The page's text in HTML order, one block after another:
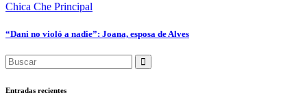
Chica Che Principal
“Dani no violó a nadie”: Joana, esposa de Alves
Entradas recientes